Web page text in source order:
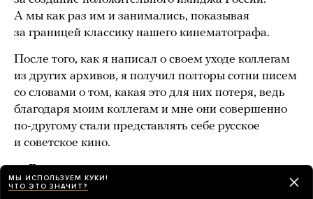
А мы как раз им и занимались, показывая
за границей классику нашего кинематографа.
После того, как я написал о своем уходе коллегам
из других архивов, я получил полторы сотни писем
со словами о том, какая это для них потеря, ведь
благодаря моим коллегам и мне они совершенно
по-другому стали представлять себе русское
и советское кино.
— Возможно, вы делали какие-то
политические высказывания, которые могли
МЫ ИСПОЛЬЗУЕМ КУКИ!
ЧТО ЭТО ЗНАЧИТ?